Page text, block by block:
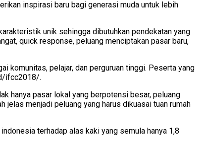
inspirasi baru bagi generasi muda untuk lebih
unik sehingga dibutuhkan pendekatan yang
quick response, peluang menciptakan pasar baru,
komunitas, pelajar, dan perguruan tinggi. Peserta yang
ifcc2018/.
hanya pasar lokal yang berpotensi besar, peluang
jelas menjadi peluang yang harus dikuasai tuan rumah
terhadap alas kaki yang semula hanya 1,8